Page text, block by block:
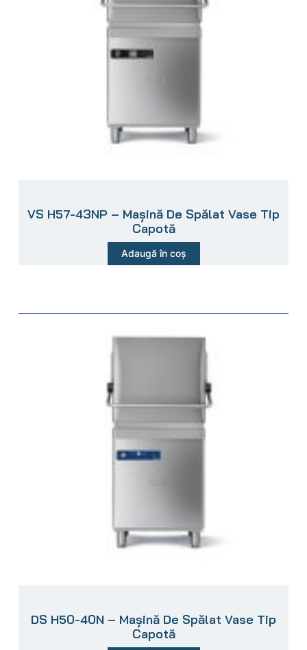
VS H57-43NP – Mașină De Spălat Vase Tip
Capotă
Adaugă în coș
DS H50-40N – Mașină De Spălat Vase Tip
Capotă